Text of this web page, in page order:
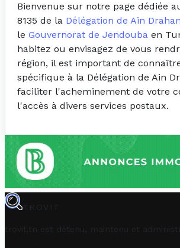
Bienvenue sur notre page dédiée
8135 de la Délégation de Ain
le Gouvernorat de Jendouba en
habitez ou envisagez de vous
région, il est important de
spécifique à la Délégation de Ain
faciliter l'acheminement de votre
l'accès à divers services postaux.
TROVIT
trovit.tn est détenu, maintenu et